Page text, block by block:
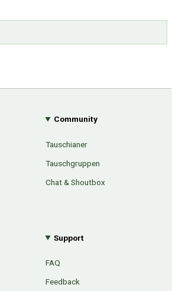
Community
Tauschianer
Tauschgruppen
Chat & Shoutbox
Support
FAQ
Feedback